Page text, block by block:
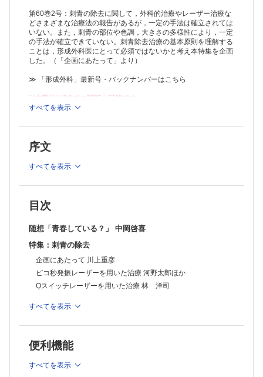
(26)大阪医科大学 形成外科学教室 塗 隆志
原著
美容外科における3Dモデルの活用法 田中宏典ほか
肋骨肋軟骨移植による手指PIP関節面全置換術における問題点と改良 小
平 聡ほか
経験
低フルエンスQ-switched Nd:YAGレーザー治療（レーザートーニング）
による肝斑増悪症例に対する治療経験 葛西健一郎
大腿ヘルニア嵌頓後壊死性筋膜炎に対し薄筋弁を用いて治療した1例 大
崎健夫ほか
耳輪部皮膚欠損創に局所陰圧閉鎖療法を行う際の一工夫 辻本賢樹ほか
第60巻2号：刺青の除去に関して，外科的治療やレーザー治療な
どさまざまな治療法の報告があるが，一定の手法は確立されては
いない。また，刺青の部位や色調，大きさの多様性により，一定
の手法が確立できていない。刺青除去治療の基本原則を理解する
ことは，形成外科医にとって必須ではないかと考え本特集を企画
した。（「企画にあたって」より）
≫ 「形成外科」最新号・バックナンバーはこちら
※本製品はPCでの閲覧も可能です。
製品のご購入後、「購入済ライセンス一覧」より、オンライン環
認ください。
最新版
すべてを表示
序文
すべてを表示
目次
随想「青春している？」 中岡啓喜
特集：刺青の除去
企画にあたって 川上重彦
ピコ秒発振レーザーを用いた治療 河野太郎ほか
Qスイッチレーザーを用いた治療 林 洋司
培養表皮移植による治療 大島秀男ほか
外科的治療 上 敏明
連載
臨床研究で世界を変える 櫻庭 実
すべてを表示
便利機能
すべてを表示